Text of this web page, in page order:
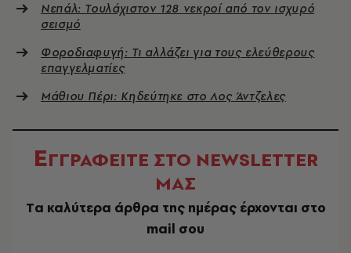
Νεπάλ: Τουλάχιστον 128 νεκροί από τον ισχυρό
σεισμό
Φοροδιαφυγή: Τι αλλάζει για τους ελεύθερους
επαγγελματίες
Μάθιου Πέρι: Κηδεύτηκε στο Λος Άντζελες
ΕΓΓΡΑΦΕΙΤΕ ΣΤΟ NEWSLETTER
ΜΑΣ
Tα καλύτερα άρθρα της ημέρας έρχονται στο
mail σου